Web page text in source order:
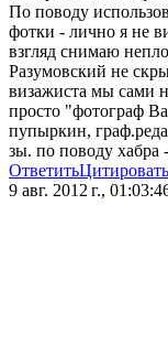
По поводу
фотки - лично я не
взгляд снимаю
Разумовский не
визажиста мы сами
просто "фотограф
пупыркин,
зы. по поводу хабра
ОтветитьЦитировать
9 авг. 2012 г.,